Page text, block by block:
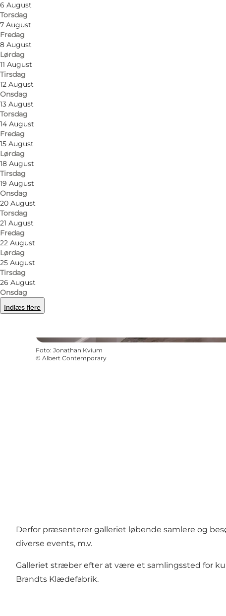
6 August
Torsdag
7 August
Fredag
8 August
Lørdag
11 August
Tirsdag
12 August
Onsdag
13 August
Torsdag
14 August
Fredag
15 August
Lørdag
18 August
Tirsdag
19 August
Onsdag
20 August
Torsdag
21 August
Fredag
22 August
Lørdag
25 August
Tirsdag
26 August
Onsdag
Indlæs flere
Foto: Jonathan Kvium
© Albert Contemporary
Derfor præsenterer galleriet løbende samlere og
diverse events, m.v.
Galleriet stræber efter at være et samlingssted for
Brandts Klædefabrik.